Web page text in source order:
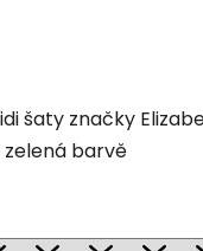
šaty značky
barvě